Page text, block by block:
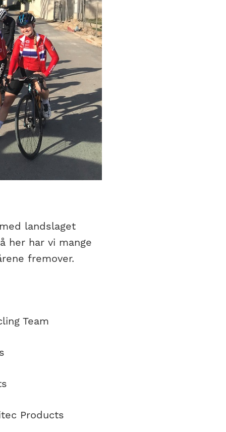
landslaget
her har vi mange
fremover.
Team
Products